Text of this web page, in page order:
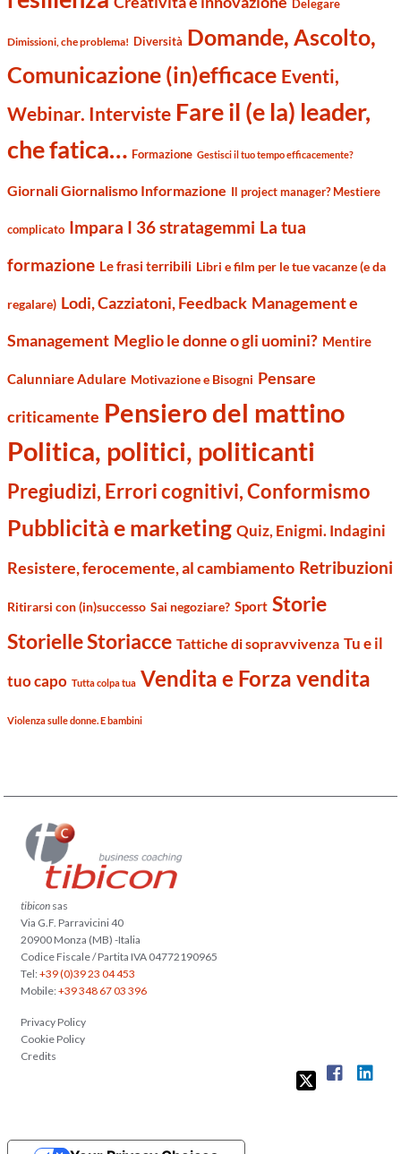
Delegare
Dimissioni, che problema! Diversità Domande, Ascolto,
Comunicazione (in)efficace Eventi,
Webinar. Interviste Fare il (e la) leader,
che fatica… Formazione Gestisci il tuo tempo efficacemente?
Giornali Giornalismo Informazione Il project manager? Mestiere
complicato Impara I 36 stratagemmi La tua
formazione Le frasi terribili Libri e film per le tue vacanze (e da
regalare) Lodi, Cazziatoni, Feedback Management e
Smanagement Meglio le donne o gli uomini? Mentire
Calunniare Adulare Motivazione e Bisogni Pensare
criticamente Pensiero del mattino
Politica, politici, politicanti
Pregiudizi, Errori cognitivi, Conformismo
Pubblicità e marketing Quiz, Enigmi. Indagini
Resistere, ferocemente, al cambiamento Retribuzioni
Ritirarsi con (in)successo Sai negoziare? Sport Storie
Storielle Storiacce Tattiche di sopravvivenza Tu e il
tuo capo Tutta colpa tua Vendita e Forza vendita
Violenza sulle donne. E bambini
tibicon sas
Via G.F. Parravicini 40
20900 Monza (MB) -Italia
Codice Fiscale / Partita IVA 04772190965
Tel:+39 (0)39 23 04 453
Mobile:+39 348 67 03 396
Privacy Policy
Cookie Policy
Credits